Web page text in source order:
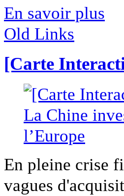
En savoir plus
Old Links
[Carte
En pleine crise
vagues